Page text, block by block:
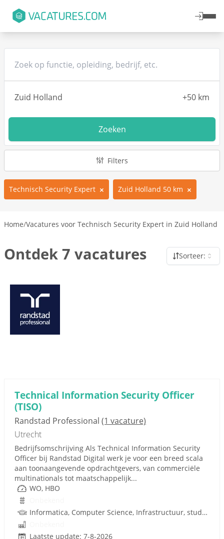
Zoeken
Filters
Technisch Security Expert Zuid Holland 50 km
Home/Vacatures voor Technisch Security Expert in Zuid Holland
Ontdek 7 vacatures Sorteer:
Technical Information Security Officer
(TISO)
Randstad Professional (1 vacature)
Utrecht
Bedrijfsomschrijving Als Technical Information Security
Officer bij Randstad Digital werk je voor een breed scala
aan toonaangevende opdrachtgevers, van commerciële
multinationals tot maatschappelijk...
WO, HBO
Informatica, Computer Science, Infrastructuur, study Telecom, Information Security, Analist, Certified Information Systems Security Profes, Techniek
Laatste update: 7-8-2026